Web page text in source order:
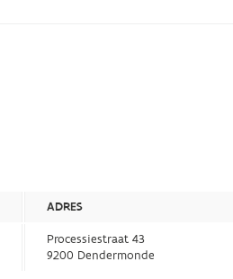
ADRES
Processiestraat 43
9200 Dendermonde